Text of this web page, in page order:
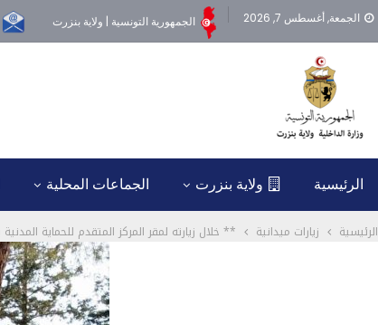
الجمعة, أغسطس 7, 2026 الجمهورية التونسية | ولاية بنزرت
الرئيسية ولاية بنزرت الجماعات المحلية
الرئيسية زيارات ميدانية ** خلال زيارته لمقر المركز المتقدم للحماية